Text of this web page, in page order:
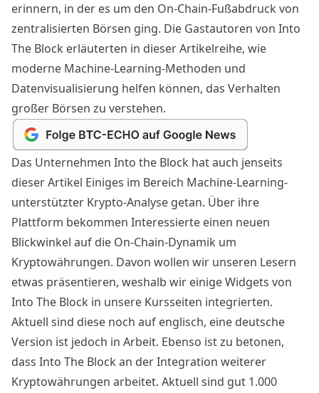
erinnern, in der es um den On-Chain-Fußabdruck von
zentralisierten Börsen ging. Die Gastautoren von Into
The Block erläuterten in dieser Artikelreihe, wie
moderne Machine-Learning-Methoden und
Datenvisualisierung helfen können, das Verhalten
großer Börsen zu verstehen.
Das Unternehmen Into the Block hat auch jenseits
dieser Artikel Einiges im Bereich Machine-Learning-
unterstützter Krypto-Analyse getan. Über ihre
Plattform bekommen Interessierte einen neuen
Blickwinkel auf die On-Chain-Dynamik um
Kryptowährungen. Davon wollen wir unseren Lesern
etwas präsentieren, weshalb wir einige Widgets von
Into The Block in unsere Kursseiten integrierten.
Aktuell sind diese noch auf englisch, eine deutsche
Version ist jedoch in Arbeit. Ebenso ist zu betonen,
dass Into The Block an der Integration weiterer
Kryptowährungen arbeitet. Aktuell sind gut 1.000